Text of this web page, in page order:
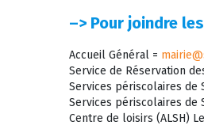
–> Pour joindre
Accueil Général =
Service de Réservation
Services périscolaires de
Services périscolaires de
Centre de loisirs (ALSH)